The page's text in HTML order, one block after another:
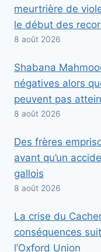
meurtrière de
le début des
8 août 2026
Shabana
négatives alors
peuvent pas
8 août 2026
Des frères
avant qu’un
gallois
8 août 2026
La crise du
conséquences
l’Oxford Union